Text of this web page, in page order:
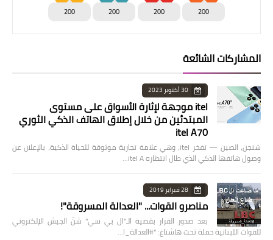
200
200
200
200
المشاركات الشائعة
30 أكتوبر 2023
itel موجهة لإثارة الأسواق على مستوى
المبتدئين من خلال إطلاق الهاتف الذكي الثوري
itel A70
شنجن، الصين — تفخر itel، وهي علامة تجارية موثوقة للحياة الذكية، بالإعلان عن
وصول هاتفها الذكي الذي طال انتظاره itel A…
28 فبراير 2019
مناصرو القوات... "العدالة المسروقة"!
بعد صدور القرار بقضية الـ"ال بي سي" شنّ الجيش الإلكتروني
للقوات اللبنانية حملة تحت هاشتاغ: "#العدالة_ا…